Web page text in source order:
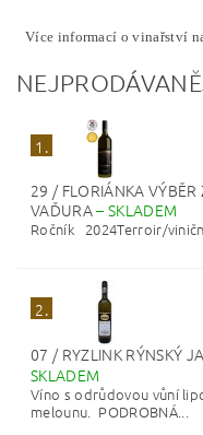
Více informací o vinařství
1.
29 / FLORIÁNKA
VAĎURA–SKLADEM
Ročník 2024Terroir/
2.
07 / RYZLINK RÝNSKÝ
SKLADEM
Víno s odrůdovou vůní
melounu. PODROBNÁ...